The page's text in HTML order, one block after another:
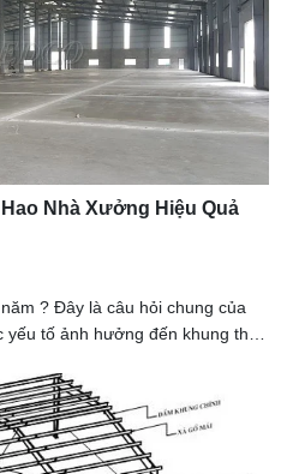
Nhà Xưởng Hiệu Quả
? Đây là câu hỏi chung của
tố ảnh hưởng đến khung thời